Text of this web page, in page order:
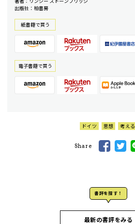
出版社：柏書房
紙書籍で買う
電⼦書籍で買う
ドイツ 思想 考える
Share
書評を探す！
最新の書評をみる